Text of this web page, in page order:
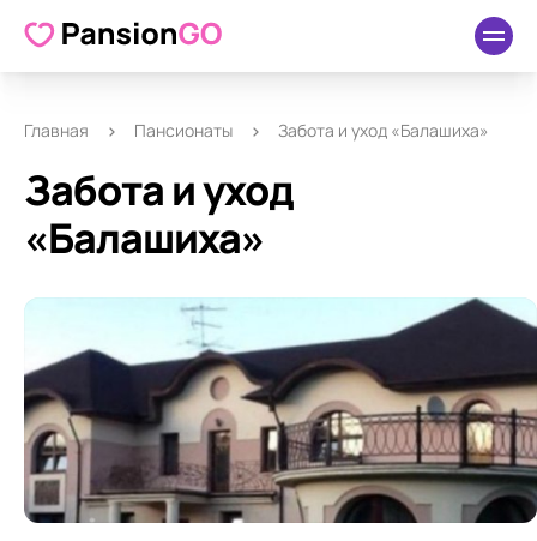
О пансионате Удобства Отзывы
Главная Пансионаты Забота и уход «Балашиха»
Забота и уход
«Балашиха»